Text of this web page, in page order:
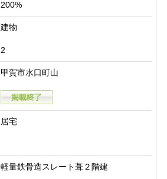
200%
建物
2
甲賀市水口町山
居宅
軽量鉄骨造スレート葺２階建